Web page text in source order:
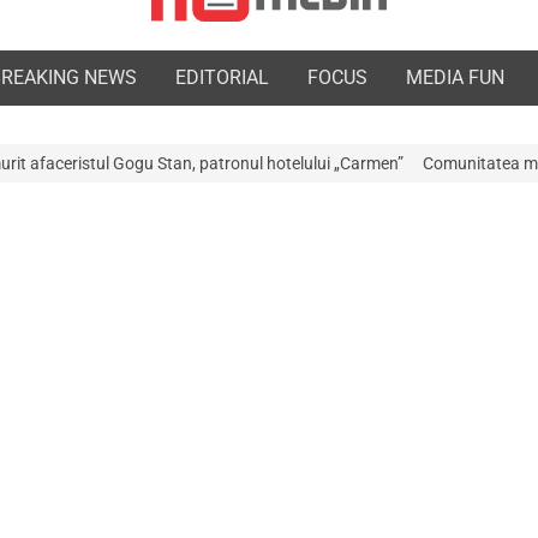
NEWS EDITORIAL FOCUS MEDIA FUN
hotelului „Carmen” Comunitatea medicală a Argeșului este în